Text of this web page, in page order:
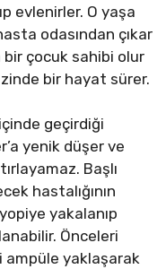
evlenirler. O yaşa
odasından çıkar
bir çocuk sahibi olur
zinde bir hayat sürer.
geçirdiği
yenik düşer ve
Başlı
hastalığının
yakalanıp
Önceleri
yaklaşarak